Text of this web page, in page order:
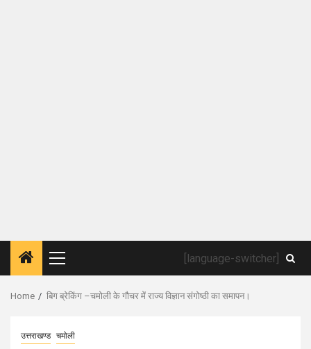
Primary
Menu
[language-switcher]
Home बिग ब्रेकिंग –चमोली के गौचर में राज्य विज्ञान संगोष्ठी का समापन।
उत्तराखण्ड चमोली